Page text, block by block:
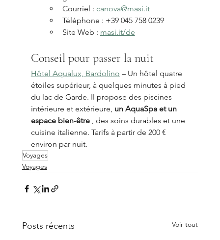
Courriel : canova@masi.it
Téléphone : +39 045 758 0239
Site Web : masi.it/de
Conseil pour passer la nuit
Hôtel Aqualux, Bardolino – Un hôtel quatre
étoiles supérieur, à quelques minutes à pied
du lac de Garde. Il propose des piscines
intérieure et extérieure, un AquaSpa et un
espace bien-être , des soins durables et une
cuisine italienne. Tarifs à partir de 200 €
environ par nuit.
Voyages
Voyages
Posts récents Voir tout